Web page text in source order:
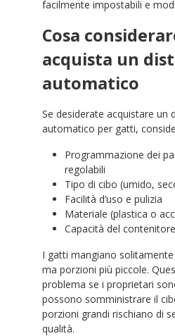
facilmente impostabili e
Cosa
acquista un
automatico
Se desiderate acquistare un
automatico per gatti,
Programmazione dei
regolabili
Tipo di cibo (umido,
Facilità d’uso e pulizia
Materiale (plastica o
Capacità del contenitore
I gatti mangiano
ma porzioni più piccole.
problema se i proprietari
possono somministrare il
porzioni grandi rischiano di
qualità.